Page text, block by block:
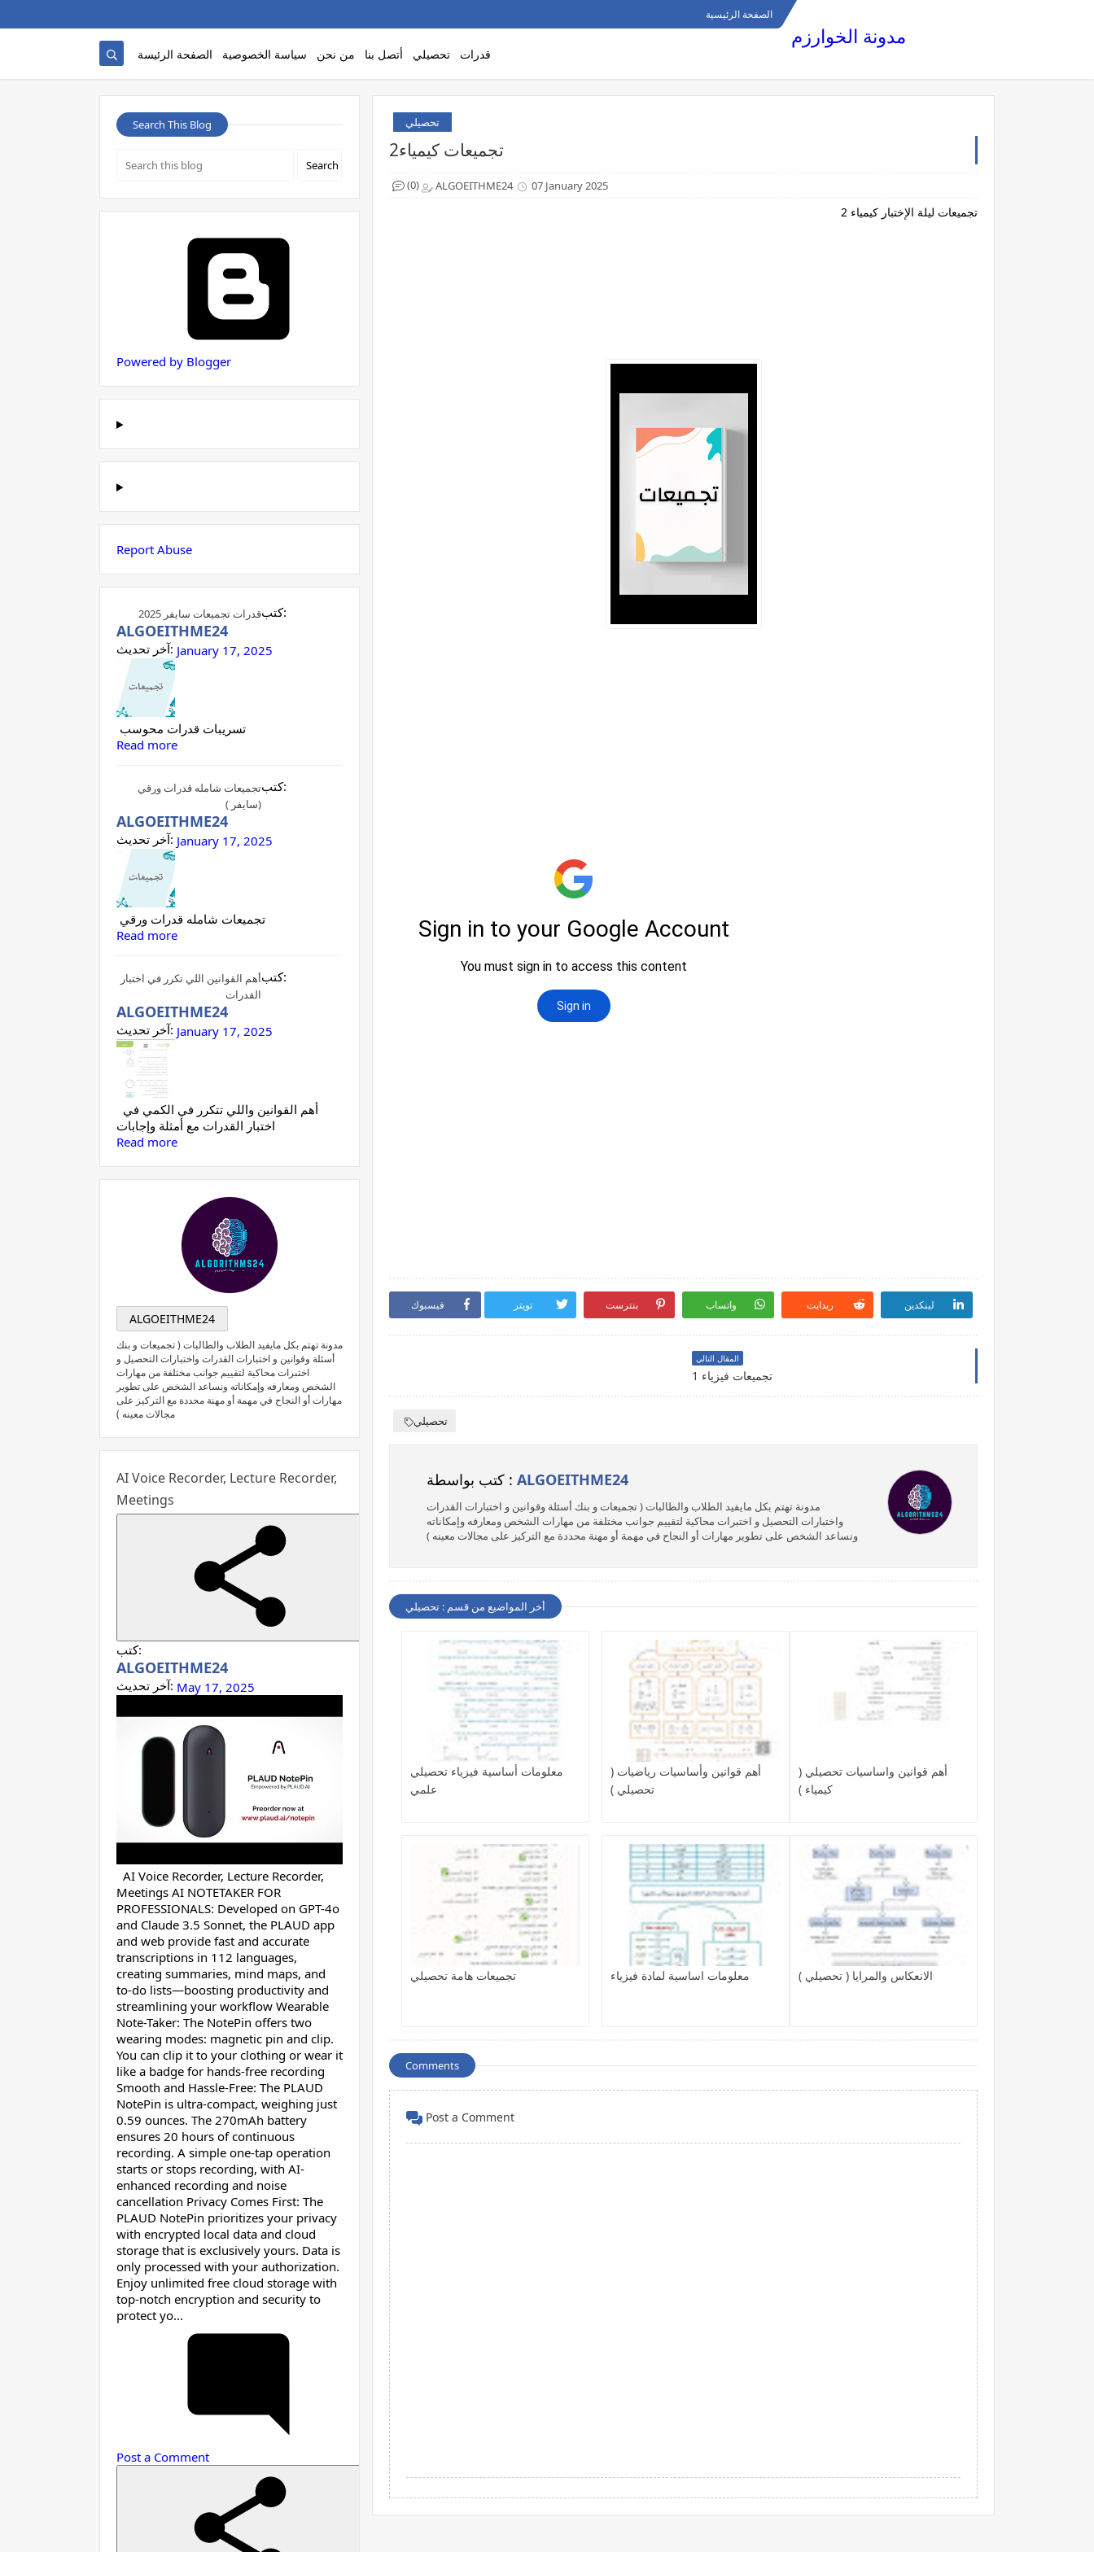
الصفحة الرئيسية
مدونة الخوارزم
الصفحة الرئيسة سياسة الخصوصية من نحن أتصل بنا تحصيلي قدرات
تحصيلي
تجميعات كيمياء2
ALGOEITHME24 07 January 2025
(0)
تجميعات ليلة الإختبار كيمياء 2
فيسبوك تويتر بنترست واتساب ريدايت لينكدين
المقال التالي
تجميعات فيزياء 1
تحصيلي
كتب بواسطة : ALGOEITHME24
مدونة تهتم بكل مايفيد الطلاب والطالبات ( تجميعات و بنك أسئلة وقوانين و اختبارات القدرات
واختبارات التحصيل و اختبرات محاكية لتقييم جوانب مختلفة من مهارات الشخص ومعارفه وإمكاناته
ونساعد الشخص على تطوير مهارات أو النجاح في مهمة أو مهنة محددة مع التركيز على مجالات معينه )
أخر المواضيع من قسم : تحصيلي
معلومات أساسية فيزياء تحصيلي
علمي
أهم قوانين وأساسيات رياضيات (
تحصيلي )
أهم قوانين واساسيات تحصيلي (
كيمياء )
تجميعات هامة تحصيلي معلومات اساسية لمادة فيزياء الانعكاس والمرايا ( تحصيلي )
Comments
Post a Comment
Search This Blog
Powered by Blogger
Report Abuse
قدرات تجميعات سايفر 2025 كتب:
ALGOEITHME24
آخر تحديث: January 17, 2025
Read more
تجميعات شامله قدرات ورقي
(سايفر )
كتب:
ALGOEITHME24
آخر تحديث: January 17, 2025
Read more
أهم القوانين اللي تكرر في اختبار
القدرات
كتب:
ALGOEITHME24
آخر تحديث: January 17, 2025
اختبار القدرات مع أمثلة وإجابات
Read more
ALGOEITHME24
مدونة تهتم بكل مايفيد الطلاب والطالبات ( تجميعات و بنك
أسئلة وقوانين و اختبارات القدرات واختبارات التحصيل و
اختبرات محاكية لتقييم جوانب مختلفة من مهارات
الشخص ومعارفه وإمكاناته ونساعد الشخص على تطوير
مهارات أو النجاح في مهمة أو مهنة محددة مع التركيز على
مجالات معينه )
AI Voice Recorder, Lecture Recorder,
Meetings
كتب:
ALGOEITHME24
آخر تحديث: May 17, 2025
AI Voice Recorder, Lecture Recorder,
Meetings AI NOTETAKER FOR
PROFESSIONALS: Developed on GPT-4o
and Claude 3.5 Sonnet, the PLAUD app
and web provide fast and accurate
transcriptions in 112 languages,
creating summaries, mind maps, and
to-do lists—boosting productivity and
streamlining your workflow Wearable
Note-Taker: The NotePin offers two
wearing modes: magnetic pin and clip.
You can clip it to your clothing or wear it
like a badge for hands-free recording
Smooth and Hassle-Free: The PLAUD
NotePin is ultra-compact, weighing just
0.59 ounces. The 270mAh battery
ensures 20 hours of continuous
recording. A simple one-tap operation
starts or stops recording, with AI-
enhanced recording and noise
cancellation Privacy Comes First: The
PLAUD NotePin prioritizes your privacy
with encrypted local data and cloud
storage that is exclusively yours. Data is
only processed with your authorization.
Enjoy unlimited free cloud storage with
top-notch encryption and security to
protect yo...
Post a Comment